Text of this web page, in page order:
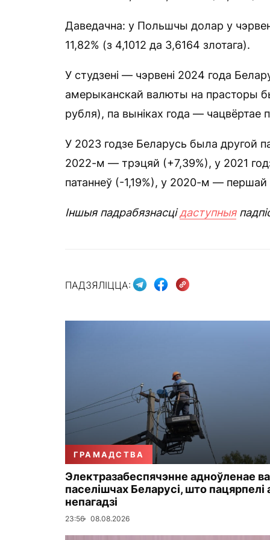
Даведачна: у Польшчы долар у
11,82% (з 4,1012 да 3,6164 злотага).
У студзені — чэрвені 2024 года
амерыканскай валюты на прасторы
рубля), па выніках года — чацвёртае
У 2023 годзе Беларусь была другой
2022-м — трэцяй (+7,39%), у 2021
патаннеў (-1,19%), у 2020-м — першай
Іншыя падрабязнасцідаступныя
ПАДЗЯЛІЦЦА:
ГРАМАДСТВА
Электразабеспячэнне адноўленае ва
паселішчах Беларусі, што пацярпелі
непагадзі
23:56 08.08.2026